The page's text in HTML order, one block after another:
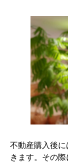
不動産購入後
きます。その